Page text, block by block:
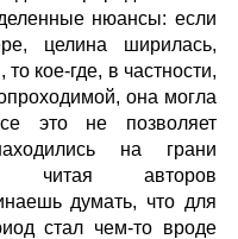
нюансы: если
целина ширилась,
кое-где, в частности,
она могла
это не позволяет
на грани
читая авторов
думать, что для
стал чем-то вроде